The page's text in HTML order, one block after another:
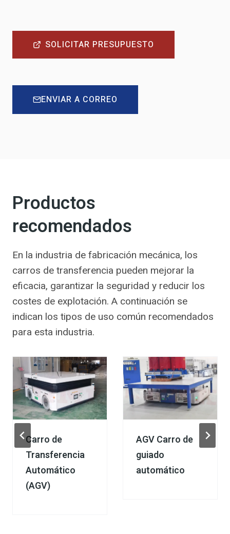
SOLICITAR PRESUPUESTO
ENVIAR A CORREO
Productos
recomendados
En la industria de fabricación mecánica, los
carros de transferencia pueden mejorar la
eficacia, garantizar la seguridad y reducir los
costes de explotación. A continuación se
indican los tipos de uso común recomendados
para esta industria.
Carro de
Transferencia
Automático
(AGV)
AGV Carro de
guiado
automático